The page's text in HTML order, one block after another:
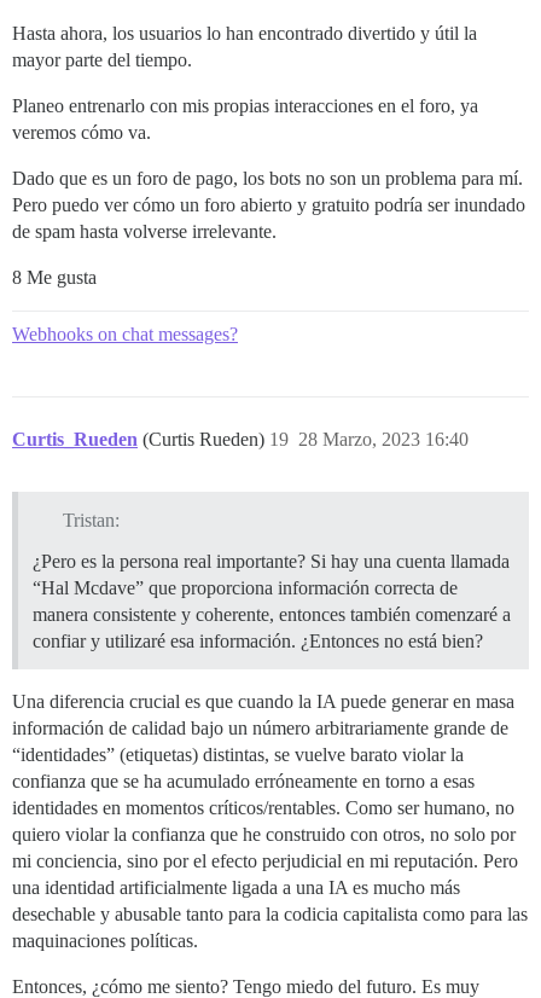
Hasta ahora, los usuarios lo han encontrado divertido y útil la
mayor parte del tiempo.
Planeo entrenarlo con mis propias interacciones en el foro, ya
veremos cómo va.
Dado que es un foro de pago, los bots no son un problema para mí.
Pero puedo ver cómo un foro abierto y gratuito podría ser inundado
de spam hasta volverse irrelevante.
8 Me gusta
Webhooks on chat messages?
Curtis_Rueden (Curtis Rueden) 28 Marzo, 2023 16:40
19
Tristan:
¿Pero es la persona real importante? Si hay una cuenta llamada
“Hal Mcdave” que proporciona información correcta de
manera consistente y coherente, entonces también comenzaré a
confiar y utilizaré esa información. ¿Entonces no está bien?
Una diferencia crucial es que cuando la IA puede generar en masa
información de calidad bajo un número arbitrariamente grande de
“identidades” (etiquetas) distintas, se vuelve barato violar la
confianza que se ha acumulado erróneamente en torno a esas
identidades en momentos críticos/rentables. Como ser humano, no
quiero violar la confianza que he construido con otros, no solo por
mi conciencia, sino por el efecto perjudicial en mi reputación. Pero
una identidad artificialmente ligada a una IA es mucho más
desechable y abusable tanto para la codicia capitalista como para las
maquinaciones políticas.
Entonces, ¿cómo me siento? Tengo miedo del futuro. Es muy